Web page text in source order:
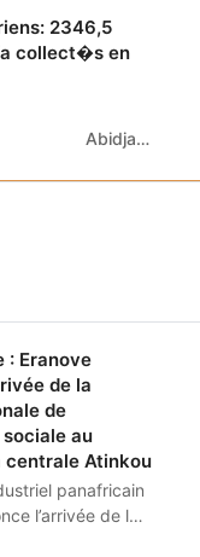
2346,5
collect�s en
Abidjan.net
: Eranove
de la
de
au
centrale Atinkou
panafricain
l’arrivée de la